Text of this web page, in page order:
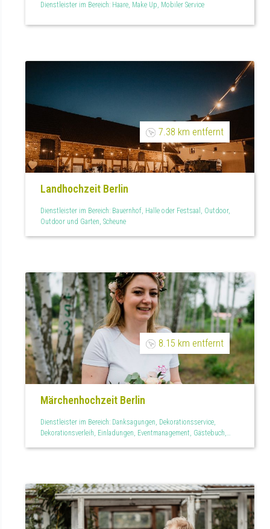
Dienstleister im Bereich: Haare, Make Up, Mobiler Service
7.38 km entfernt
Landhochzeit Berlin
Dienstleister im Bereich: Bauernhof, Halle oder Festsaal, Outdoor,
Outdoor und Garten, Scheune
8.15 km entfernt
Märchenhochzeit Berlin
Dienstleister im Bereich: Danksagungen, Dekorationsservice,
Dekorationsverleih, Einladungen, Eventmanagement, Gästebuch,